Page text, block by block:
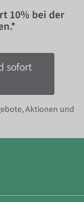
10% bei der
sofort
Aktionen und